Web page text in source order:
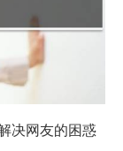
决网友的困惑